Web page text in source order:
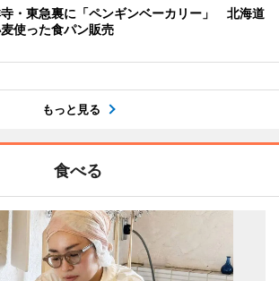
・東急裏に「ペンギンベーカリー」 北海道
使った食パン販売
もっと見る
食べる